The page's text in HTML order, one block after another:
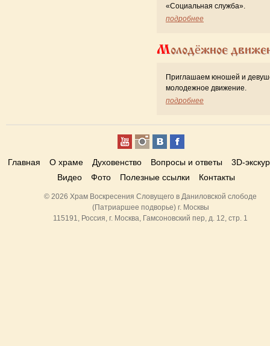
«Cоциальная служба».
подробнее
Молодёжное
Приглашаем юношей и
молодежное движение.
подробнее
Главная О храме Духовенство Вопросы и ответы
3D-
Видео
Фото Полезные ссылки Контакты
© 2026 Храм Воскресения Словущего в Даниловской слободе
(Патриаршее подворье) г. Москвы
115191, Россия, г. Москва, Гамсоновский пер, д. 12, стр. 1